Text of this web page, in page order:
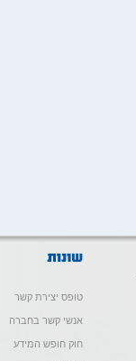
טופס יצירת קשר
אנשי קשר בחברה
חוק חופש המידע